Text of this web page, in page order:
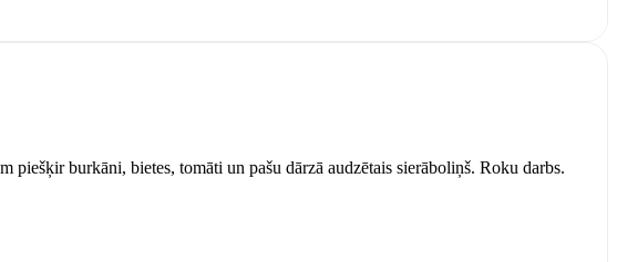
burkāni, bietes, tomāti un pašu dārzā audzētais sierāboliņš. Roku darbs.